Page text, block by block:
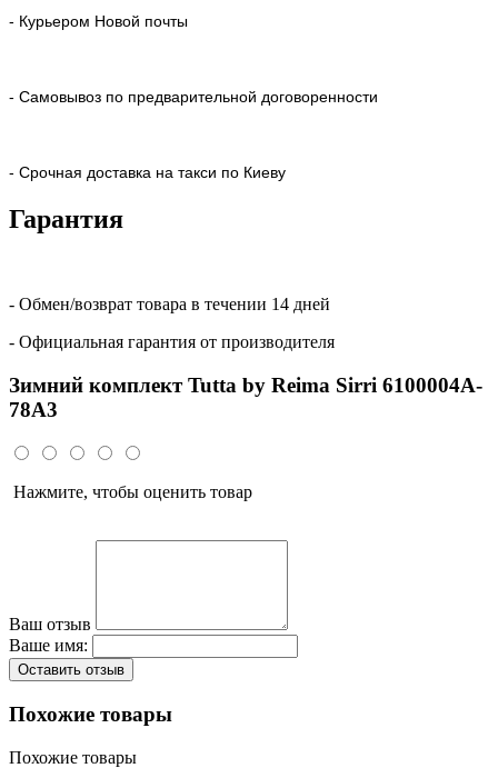
- Курьером Новой почты
- Самовывоз по предварительной договоренности
- Срочная доставка на такси по Киеву
Гарантия
- Обмен/возврат товара в течении 14 дней
- Официальная гарантия от производителя
Зимний комплект Tutta by Reima Sirri 6100004A-
78A3
Нажмите, чтобы оценить товар
Ваш отзыв
Ваше имя:
Оставить отзыв
Похожие товары
Похожие товары